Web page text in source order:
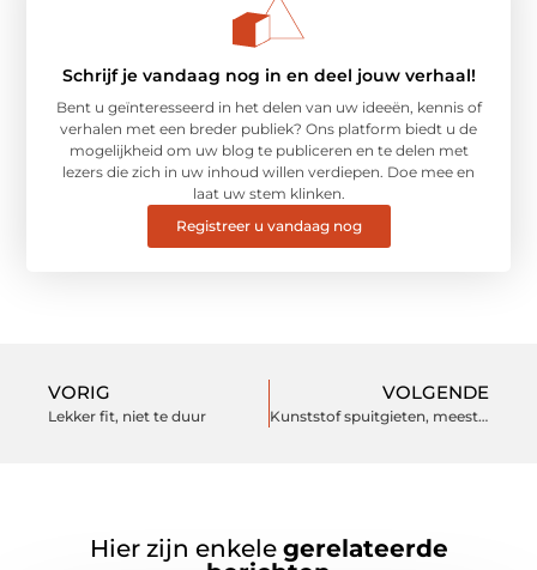
Schrijf je vandaag nog in en deel jouw verhaal!
Bent u geïnteresseerd in het delen van uw ideeën, kennis of
verhalen met een breder publiek? Ons platform biedt u de
mogelijkheid om uw blog te publiceren en te delen met
lezers die zich in uw inhoud willen verdiepen. Doe mee en
laat uw stem klinken.
Registreer u vandaag nog
VORIG
Lekker fit, niet te duur
VOLGENDE
Kunststof spuitgieten, meest populair
Hier zijn enkele gerelateerde